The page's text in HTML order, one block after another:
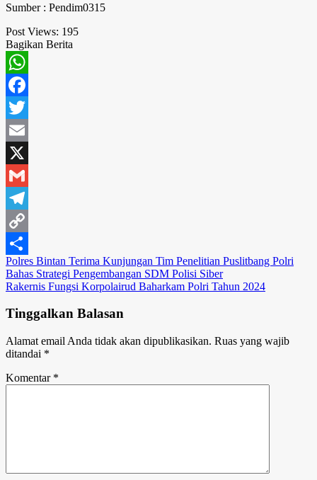
Sumber : Pendim0315
Post Views: 195
Bagikan Berita
WhatsApp
Facebook
Twitter
Email
X
Gmail
Telegram
Copy
Link
Share
Navigasi
pos
Polres Bintan Terima Kunjungan Tim Penelitian Puslitbang Polri
Bahas Strategi Pengembangan SDM Polisi Siber
Rakernis Fungsi Korpolairud Baharkam Polri Tahun 2024
Tinggalkan Balasan
Alamat email Anda tidak akan dipublikasikan. Ruas yang wajib
ditandai *
Komentar *